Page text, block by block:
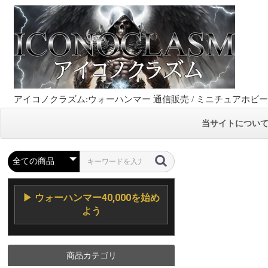
アイコノクラズム:ウォーハンマー 通信販売 / ミニチュアホビ
当サイトについて
▶ ウォーハンマー40,000を始め
よう
商品カテゴリ